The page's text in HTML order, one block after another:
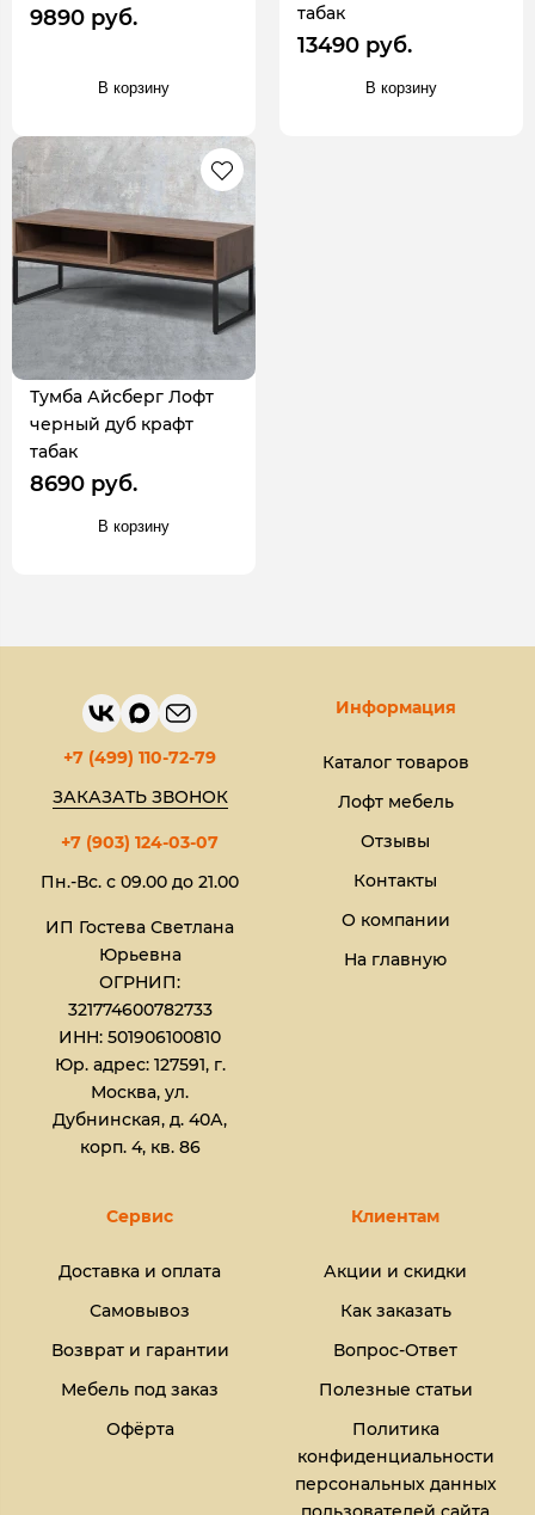
9890 руб.
В корзину
табак
13490 руб.
В корзину
Тумба Айсберг Лофт
черный дуб крафт
табак
8690 руб.
В корзину
+7 (499) 110-72-79
ЗАКАЗАТЬ ЗВОНОК
+7 (903) 124-03-07
Пн.-Вс. с 09.00 до 21.00
ИП Гостева Светлана
Юрьевна​
ОГРНИП:
321774600782733
ИНН: 501906100810
Юр. адрес: 127591, г.
Москва, ул.
Дубнинская, д. 40А,
корп. 4, кв. 86
Информация
Каталог товаров
Лофт мебель
Отзывы
Контакты
О компании
На главную
Сервис
Доставка и оплата
Самовывоз
Возврат и гарантии
Мебель под заказ
Офёрта
Клиентам
Акции и скидки
Как заказать
Вопрос-Ответ
Полезные статьи
Политика
конфиденциальности
персональных данных